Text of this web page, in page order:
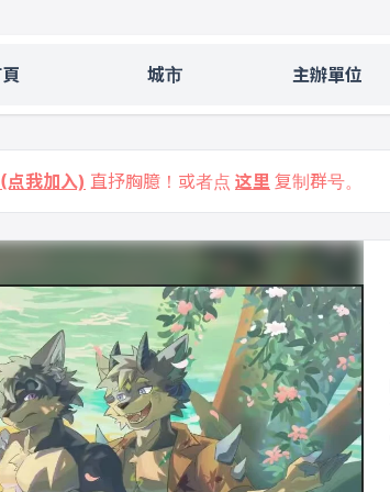
城市 主辦單位
我加入) 直抒胸臆！或者点 这里 复制群号。